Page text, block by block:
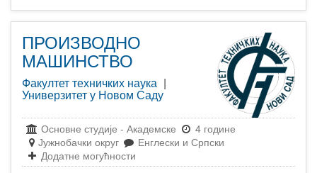
ПРОИЗВОДНО
МАШИНСТВО
Факултет техничких наука |
Универзитет у Новом Саду
Основне студије - Академске
4 године
Јужнобачки округ
Енглески и Српски
Додатне могућности